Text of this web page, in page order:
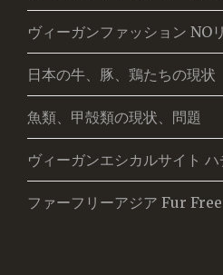
ヴィーガンファッション NO
日本の牛、豚、鶏たちの現状
魚類、甲殻類の現状、問題
ヴィーガンエシカルサイト ハ
ファーフリーアジア Fur